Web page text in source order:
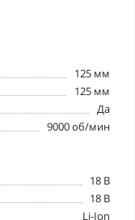
125 мм
125 мм
Да
9000 об/мин
18 В
18 В
Li-Ion